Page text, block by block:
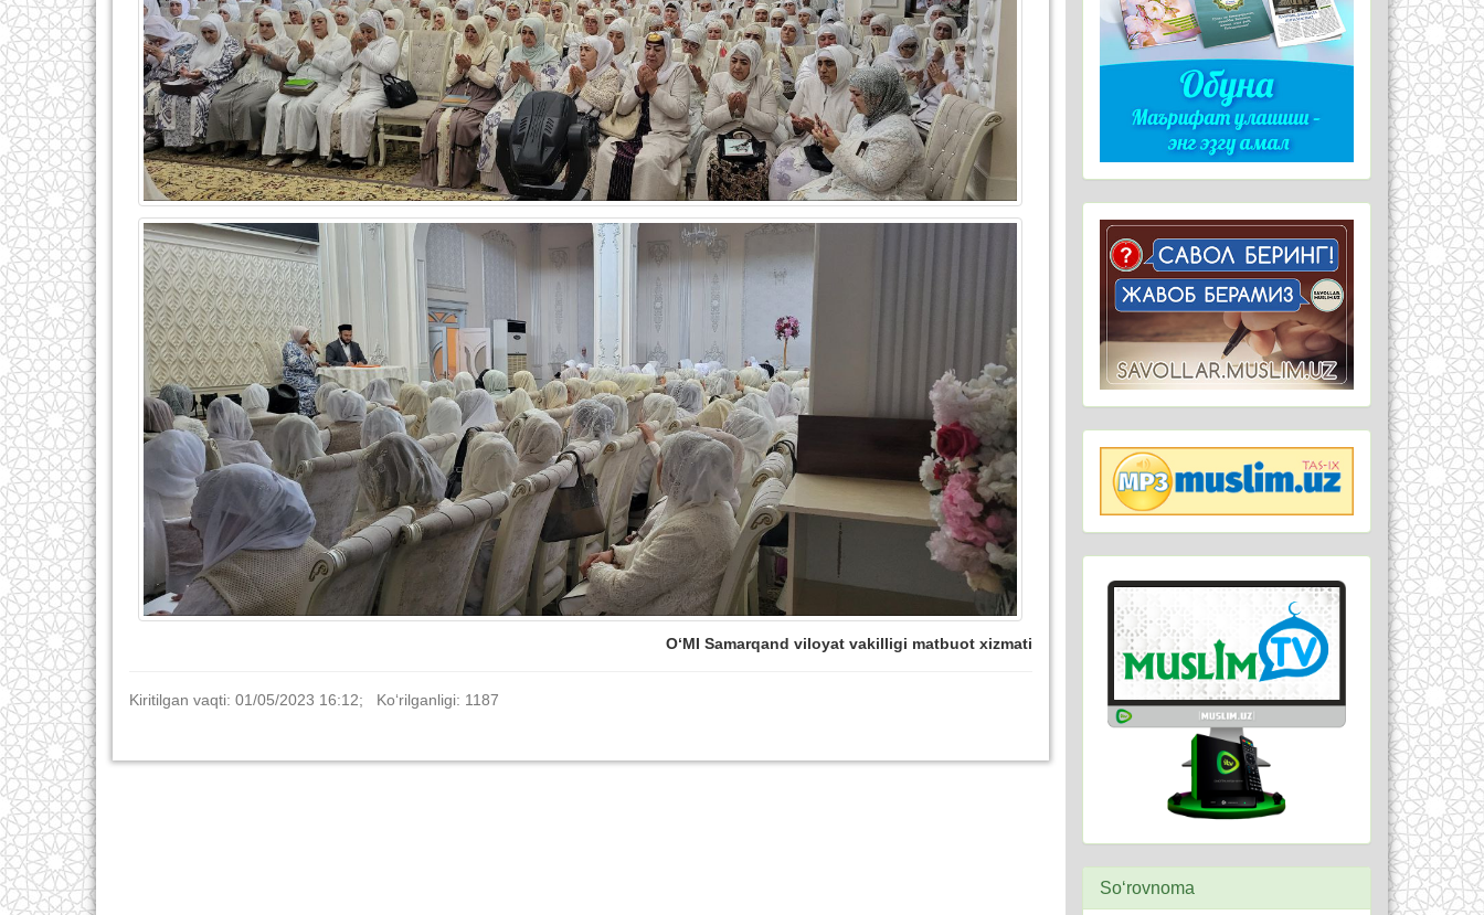
O‘MI Samarqand viloyat vakilligi matbuot xizmati
Kiritilgan vaqti: 01/05/2023 16:12; Ko‘rilganligi: 1187
So‘rovnoma